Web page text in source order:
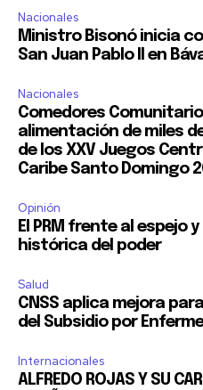
Nacionales
Ministro Bisonó inicia
San Juan Pablo II en
Nacionales
Comedores
alimentación de miles
de los XXV Juegos
Caribe Santo Domingo
Opinión
El PRM frente al espejo
histórica del poder
Salud
CNSS aplica mejora
del Subsidio por
Internacionales
ALFREDO ROJAS Y SU